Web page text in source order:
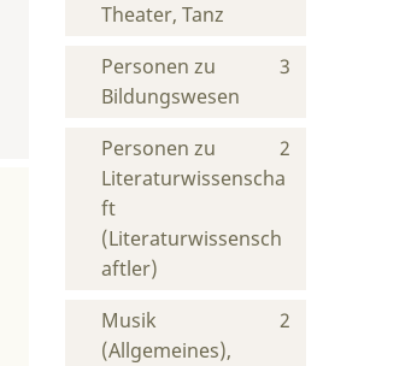
Theater, Tanz
3
Personen zu
Bildungswesen
2
Personen zu
Literaturwissenscha
ft
(Literaturwissensch
aftler)
2
Musik
(Allgemeines),